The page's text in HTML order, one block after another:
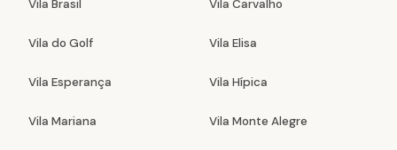
Vila Brasil Vila Carvalho
Vila do Golf Vila Elisa
Vila Esperança Vila Hípica
Vila Mariana Vila Monte Alegre